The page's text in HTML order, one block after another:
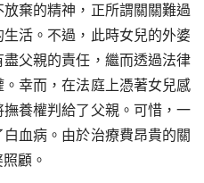
棄的精神，正所謂關關難過
活。不過，此時女兒的外婆
盡父親的責任，繼而透過法律
幸而，在法庭上憑著女兒感
養權判給了父親。可惜，一
血病。由於治療費昂貴的關
顧。